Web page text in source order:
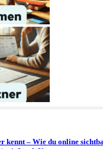
kennt – Wie du online